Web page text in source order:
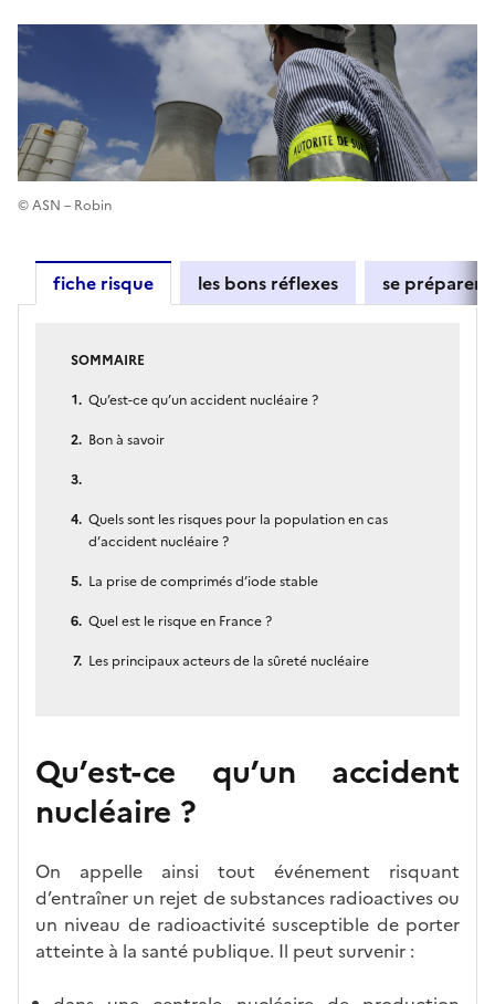
© ASN – Robin
fiche risque les bons réflexes se préparer
SOMMAIRE
Qu’est-ce qu’un accident nucléaire ?
Bon à savoir
Quels sont les risques pour la population en cas
d’accident nucléaire ?
La prise de comprimés d’iode stable
Quel est le risque en France ?
Les principaux acteurs de la sûreté nucléaire
Qu’est-ce qu’un accident
nucléaire ?
On appelle ainsi tout événement risquant
d’entraîner un rejet de substances radioactives ou
un niveau de radioactivité susceptible de porter
atteinte à la santé publique. Il peut survenir :